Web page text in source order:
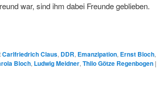
war, sind ihm dabei Freunde geblieben.
Carlfriedrich Claus, DDR, Emanzipation, Ernst Bloch,
Bloch, Ludwig Meidner, Thilo Götze Regenbogen |